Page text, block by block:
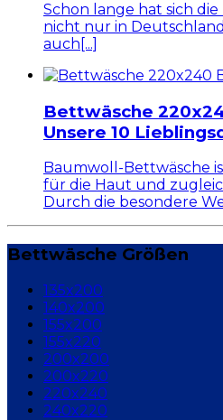
Schon lange hat sich
nicht nur in
auch[...]
Bettwäsche
Unsere 10
Baumwoll-Bettwäsche
für die Haut und
Durch die besondere
Bettwäsche Größen
135x200
140x200
155x200
155x220
200x200
200x220
220x240
240x220